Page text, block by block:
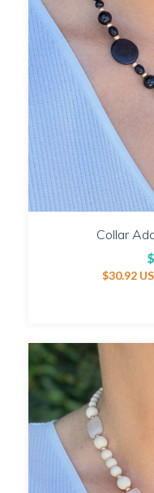
Collar
$30.92